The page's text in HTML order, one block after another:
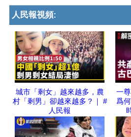
人民報視頻:
城市「剩女」越來越多，農
村「剩男」卻越來越多？｜ #
人民報
一
爲